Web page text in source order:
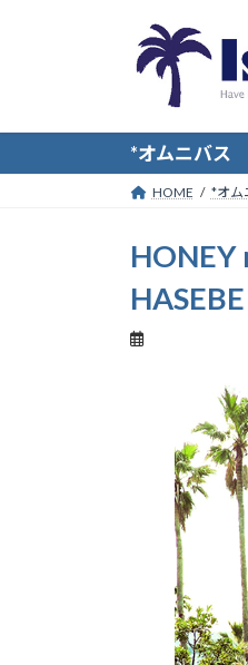
ス
ン
*オムニバス
HOME *オム
HONEY
HASEBE